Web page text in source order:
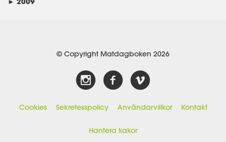
© Copyright Matdagboken 2026
Cookies Sekretesspolicy Användarvillkor Kontakt
Hantera kakor